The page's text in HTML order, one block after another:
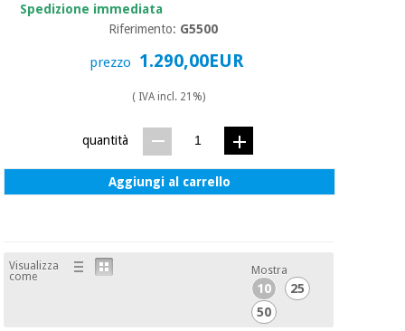
Spedizione immediata
Riferimento: G5500
prezzo 1.290,00EUR
( IVA incl. 21%)
quantità
Aggiungi al carrello
Visualizza
come
Mostra
10
25
50